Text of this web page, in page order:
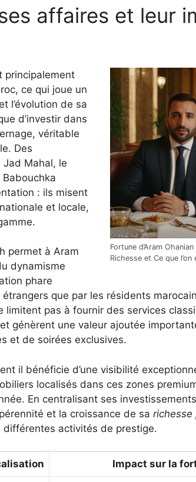
affaires et leur
Fortune d’Aram
Richesse et Ce que l’on
principalement
ce qui joue un
l’évolution de sa
d’investir dans
véritable
Des
Mahal, le
: ils misent
et locale,
permet à Aram
dynamisme
phare
que par les résidents
pas à fournir des services
génèrent une valeur ajoutée
et de soirées exclusives.
il bénéficie d’une visibilité
localisés dans ces zones
En centralisant ses
et la croissance de sa richesse
activités de prestige.
Impact sur la